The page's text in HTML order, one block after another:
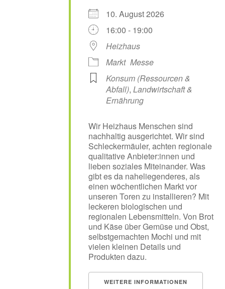
10. August 2026
16:00 - 19:00
Heizhaus
Markt Messe
Konsum (Ressourcen &
Abfall), Landwirtschaft &
Ernährung
Wir Heizhaus Menschen sind
nachhaltig ausgerichtet. Wir sind
Schleckermäuler, achten regionale
qualitative Anbieter:innen und
lieben soziales Miteinander. Was
gibt es da naheliegenderes, als
einen wöchentlichen Markt vor
unseren Toren zu installieren? Mit
leckeren biologischen und
regionalen Lebensmitteln. Von Brot
und Käse über Gemüse und Obst,
selbstgemachten Mochi und mit
vielen kleinen Details und
Produkten dazu.
WEITERE INFORMATIONEN